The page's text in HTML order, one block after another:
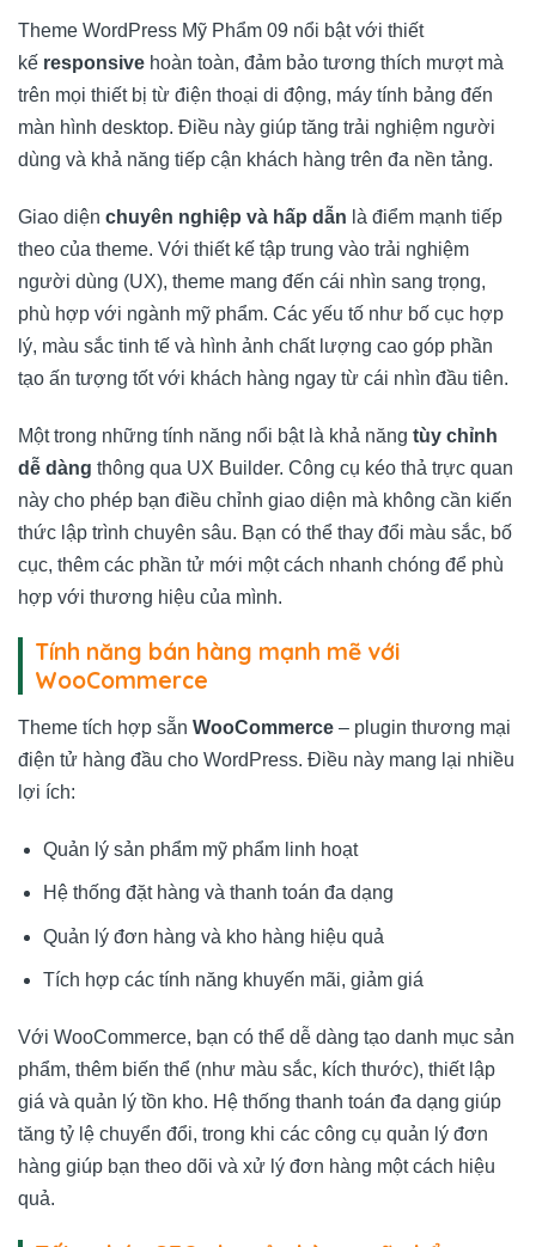
Theme WordPress Mỹ Phẩm 09 nổi bật với thiết
kế responsive hoàn toàn, đảm bảo tương thích mượt mà
trên mọi thiết bị từ điện thoại di động, máy tính bảng đến
màn hình desktop. Điều này giúp tăng trải nghiệm người
dùng và khả năng tiếp cận khách hàng trên đa nền tảng.
Giao diện chuyên nghiệp và hấp dẫn là điểm mạnh tiếp
theo của theme. Với thiết kế tập trung vào trải nghiệm
người dùng (UX), theme mang đến cái nhìn sang trọng,
phù hợp với ngành mỹ phẩm. Các yếu tố như bố cục hợp
lý, màu sắc tinh tế và hình ảnh chất lượng cao góp phần
tạo ấn tượng tốt với khách hàng ngay từ cái nhìn đầu tiên.
Một trong những tính năng nổi bật là khả năng tùy chỉnh
dễ dàng thông qua UX Builder. Công cụ kéo thả trực quan
này cho phép bạn điều chỉnh giao diện mà không cần kiến
thức lập trình chuyên sâu. Bạn có thể thay đổi màu sắc, bố
cục, thêm các phần tử mới một cách nhanh chóng để phù
hợp với thương hiệu của mình.
Tính năng bán hàng mạnh mẽ với
WooCommerce
Theme tích hợp sẵn WooCommerce – plugin thương mại
điện tử hàng đầu cho WordPress. Điều này mang lại nhiều
lợi ích:
Quản lý sản phẩm mỹ phẩm linh hoạt
Hệ thống đặt hàng và thanh toán đa dạng
Quản lý đơn hàng và kho hàng hiệu quả
Tích hợp các tính năng khuyến mãi, giảm giá
Với WooCommerce, bạn có thể dễ dàng tạo danh mục sản
phẩm, thêm biến thể (như màu sắc, kích thước), thiết lập
giá và quản lý tồn kho. Hệ thống thanh toán đa dạng giúp
tăng tỷ lệ chuyển đổi, trong khi các công cụ quản lý đơn
hàng giúp bạn theo dõi và xử lý đơn hàng một cách hiệu
quả.